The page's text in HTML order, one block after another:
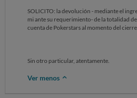
SOLICITO: la devolución - mediante el
mi ante su requerimiento- de la totalidad
cuenta de Pokerstars al momento del cierre
Sin otro particular, atentamente.
Ver menos